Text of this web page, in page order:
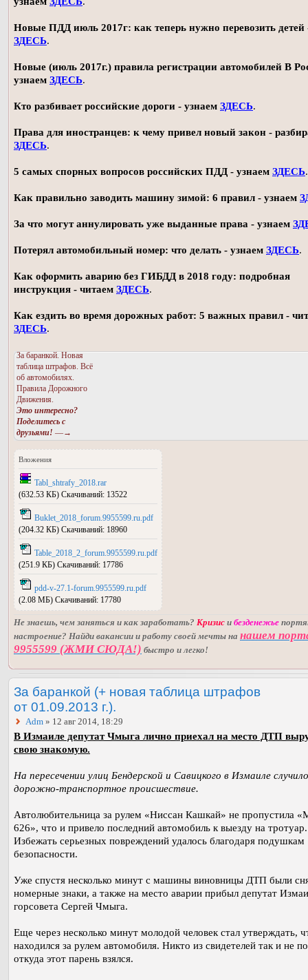
Новые ПДД июль 2017г: как теперь нужно перевозить детей
ЗДЕСЬ.
Новые (июль 2017г.) правила регистрации автомобилей В
узнаем ЗДЕСЬ.
Кто разбивает российские дороги - узнаем ЗДЕСЬ.
Права для иностранцев: к чему привел новый закон -
ЗДЕСЬ.
5 самых спорных вопросов российских ПДД - узнаем ЗДЕСЬ.
Как правильно заводить машину зимой: 6 правил - узнаем
За что могут аннулировать уже выданные права - узнаем
Потерял автомобильный номер: что делать - узнаем ЗДЕСЬ.
Как оформить аварию без ГИБДД в 2018 году: подробная
инструкция - читаем ЗДЕСЬ.
Как ездить во время дорожных работ: 5 важных правил -
ЗДЕСЬ.
За баранкой. Новая
таблица штрафов. Всё
об автомобилях.
Правила Дорожного
Движения.
Это интересно?
Поделитесь с
друзьями! —→
Вложения
Tabl_shtrafy_2018.rar
(632.53 КБ) Скачиваний: 13522
Buklet_2018_forum.9955599.ru.pdf
(204.32 КБ) Скачиваний: 18960
Table_2018_2_forum.9955599.ru.pdf
(251.9 КБ) Скачиваний: 17786
pdd-v-27.1-forum.9955599.ru.pdf
(2.08 МБ) Скачиваний: 17780
Не знаешь, чем заняться и как заработать? Кризис и безденежье
настроение? Найди вакансии и работу своей мечты на нашем
9955599 (ЖМИ СЮДА!) быстро и легко!
За баранкой (+ новая таблица штрафов
от 01.09.2013 г.).
Adm » 12 авг 2014, 18:29
В Измаиле депутат Чмыга лично приехал на место ДТП
свою знакомую.
На пересечении улиц Бендерской и Савицкого в Измаиле
дорожно-транспортное происшествие.
Автолюбительница за рулем «Ниссан Кашкай» не пропустила
626», что и привело последний автомобиль к выезду на тротуар.
Избежать серьезных повреждений удалось благодаря подушкам
безопасности.
Уже спустя несколько минут с машины виновницы ДТП были
номерные знаки, а также на место аварии прибыл депутат
горсовета Сергей Чмыга.
Еще через несколько минут молодой человек стал утверждать,
находился за рулем автомобиля. Никто из свидетелей так и не
откуда этот парень взялся.